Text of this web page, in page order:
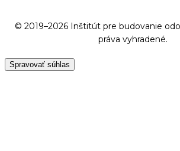
© 2019–2026 Inštitút pre budovanie
práva vyhradené.
Spravovať súhlas